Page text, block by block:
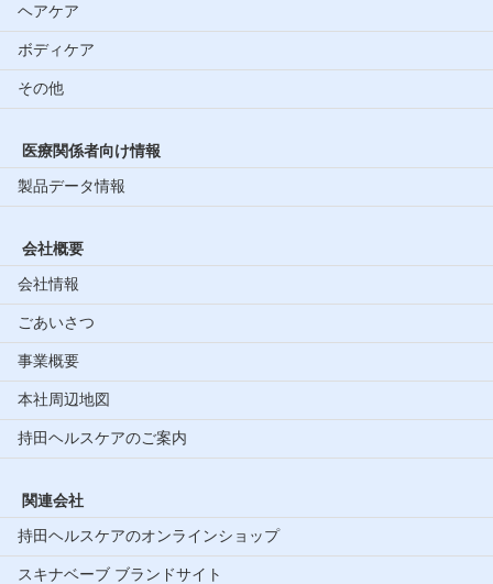
ヘアケア
ボディケア
その他
医療関係者向け情報
製品データ情報
会社概要
会社情報
ごあいさつ
事業概要
本社周辺地図
持田ヘルスケアのご案内
関連会社
持田ヘルスケアのオンラインショップ
スキナベーブ ブランドサイト